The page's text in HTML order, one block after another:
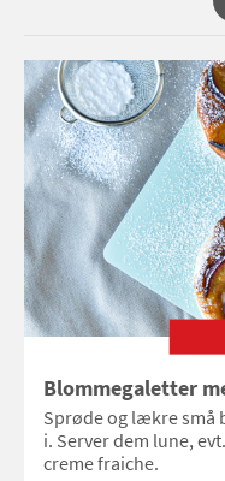
Blommegaletter
Sprøde og lækre små
i. Server dem lune,
creme fraiche.